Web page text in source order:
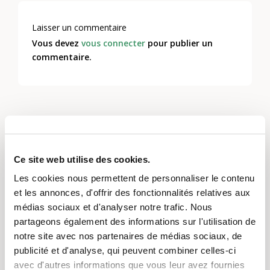
Ce site web utilise des cookies.
Les cookies nous permettent de personnaliser le contenu
et les annonces, d'offrir des fonctionnalités relatives aux
médias sociaux et d'analyser notre trafic. Nous
partageons également des informations sur l'utilisation de
notre site avec nos partenaires de médias sociaux, de
publicité et d'analyse, qui peuvent combiner celles-ci
avec d'autres informations que vous leur avez fournies
Laisser un commentaire
Vous devezvous connecter pour publier un
commentaire.
intéresser